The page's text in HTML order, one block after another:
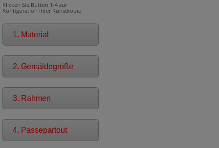
Klicken Sie Button 1-4 zur
Konfiguration Ihrer Kunstkopie
1. Material
2. Gemäldegröße
3. Rahmen
4. Passepartout